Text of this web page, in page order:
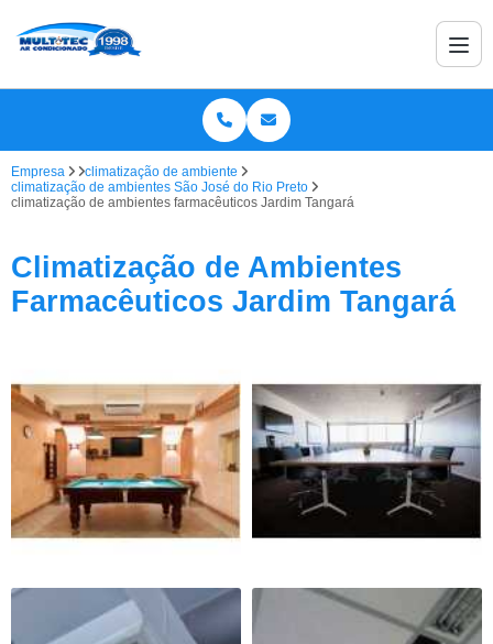
Empresa
climatização de ambiente
climatização de ambientes São José do Rio Preto
climatização de ambientes farmacêuticos Jardim Tangará
Climatização de Ambientes
Farmacêuticos Jardim Tangará